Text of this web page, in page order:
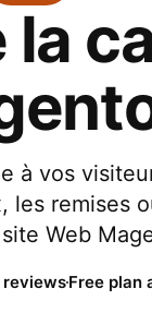
la
à vos
les remises
Web
Free plan